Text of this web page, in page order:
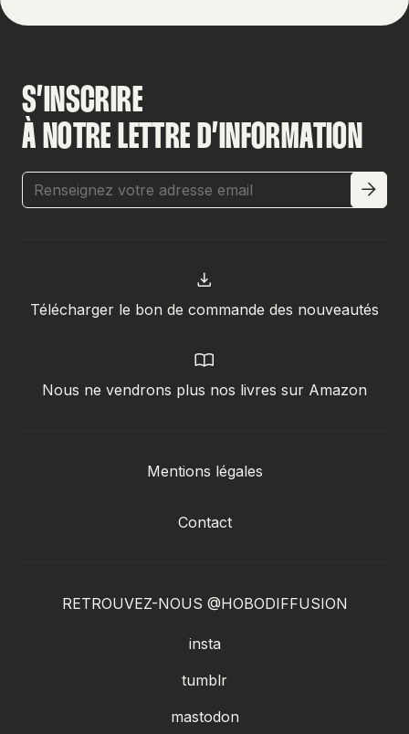
S’INSCRIRE
À NOTRE LETTRE D’INFORMATION
Télécharger le bon de commande des nouveautés
Nous ne vendrons plus nos livres sur Amazon
Mentions légales
Contact
RETROUVEZ-NOUS @HOBODIFFUSION
insta
tumblr
mastodon